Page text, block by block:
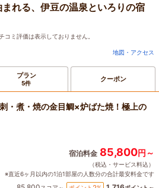
れる、伊豆の温泉といろりの宿
ミ評価は表示しておりません。
地図・アクセス
プラン
5件 クーポン
・煮・焼の金目鯛×炉ばた焼！極上の
宿泊料金 85,800円～
（税込・サービス料込）
※直近6ヶ月以内の1泊1部屋の人数分の合計最安料金です